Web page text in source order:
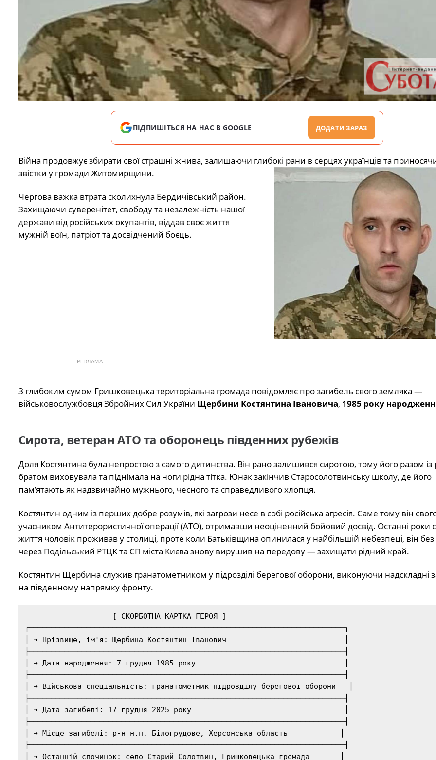
ПІДПИШІТЬСЯ НА НАС В GOOGLE ДОДАТИ ЗАРАЗ
Війна продовжує збирати свої страшні жнива, залишаючи глибокі рани в серцях українців та
звістки у громади Житомирщини.
Чергова важка втрата сколихнула Бердичівський район.
Захищаючи суверенітет, свободу та незалежність нашої
держави від російських окупантів, віддав своє життя
мужній воїн, патріот та досвідчений боєць.
РЕКЛАМА
З глибоким сумом Гришковецька територіальна громада повідомляє про загибель свого земляка —
військовослужбовця Збройних Сил України Щербини Костянтина Івановича, 1985 року
Сирота, ветеран АТО та оборонець південних рубежів
Доля Костянтина була непростою з самого дитинства. Він рано залишився сиротою, тому його разом із
братом виховувала та піднімала на ноги рідна тітка. Юнак закінчив Старосолотвинську школу, де його
пам’ятають як надзвичайно мужнього, чесного та справедливого хлопця.
Костянтин одним із перших добре розумів, які загрози несе в собі російська агресія. Саме тому він
учасником Антитерористичної операції (АТО), отримавши неоціненний бойовий досвід. Останні роки
життя чоловік проживав у столиці, проте коли Батьківщина опинилася у найбільшій небезпеці, він без
через Подільський РТЦК та СП міста Києва знову вирушив на передову — захищати рідний край.
Костянтин Щербина служив гранатометником у підрозділі берегової оборони, виконуючи надскладні
на південному напрямку фронту.
┌────────────────────────────────────────────────────────────────────────┐
│ ➔ Прізвище, ім'я: Щербина Костянтин Іванович                           │
├────────────────────────────────────────────────────────────────────────┤
│ ➔ Дата народження: 7 грудня 1985 року                                  │
├────────────────────────────────────────────────────────────────────────┤
│ ➔ Військова спеціальність: гранатометник підрозділу берегової оборони   │
├────────────────────────────────────────────────────────────────────────┤
│ ➔ Дата загибелі: 17 грудня 2025 року                                   │
├────────────────────────────────────────────────────────────────────────┤
│ ➔ Місце загибелі: р-н н.п. Білогрудове, Херсонська область            │
├────────────────────────────────────────────────────────────────────────┤
│ ➔ Останній спочинок: село Старий Солотвин, Гришковецька громада       │